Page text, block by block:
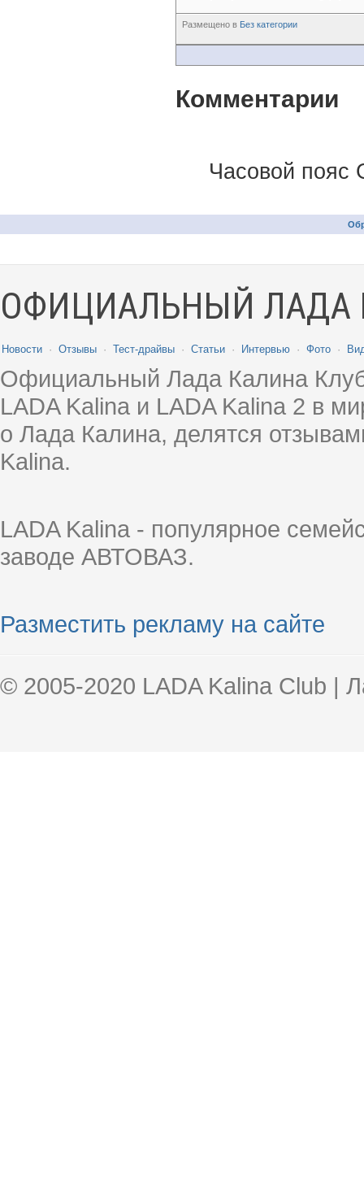
Размещено в Без категории
Комментарии
Часовой пояс
ОФИЦИАЛЬНЫЙ ЛАДА
Новости · Отзывы · Тест-драйвы · Статьи · Интервью · Фото ·
Официальный Лада Калина
LADA Kalina и LADA Kalina 2 в
о Лада Калина, делятся
Kalina.
LADA Kalina - популярное
заводе АВТОВАЗ.
Разместить рекламу на сайте
© 2005-2020 LADA Kalina Club |